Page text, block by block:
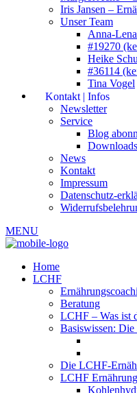
Iris Jansen –
Unser Team
Anna-
#19270
Heike
#36114
Tina Vogel
Kontakt | Infos
Newsletter
Service
Blog
News
Kontakt
Impressum
Datenschutz-
MENU
Home
LCHF
Beratung
LCHF – Was ist
Basiswissen:
Die LCHF-
LCHF Ernährung